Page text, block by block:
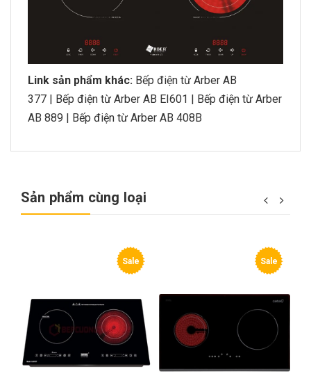
Link sản phẩm khác: Bếp điện từ Arber AB
377
Bếp điện từ Arber AB EI601
Bếp điện từ Arber
AB 889
Bếp điện từ Arber AB 408B
Sản phẩm cùng loại
Sale Sale